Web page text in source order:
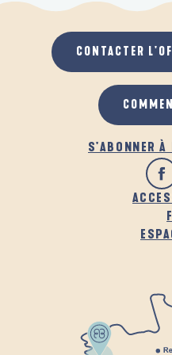
CULTURE
S'ABONNER À
CONTACTER